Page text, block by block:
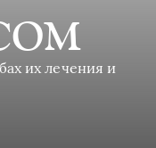
их лечения и